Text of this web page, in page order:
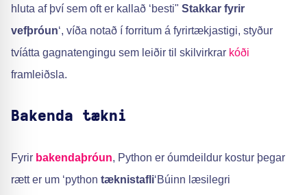
hluta af því sem oft er kallað ‘besti" Stakkar fyrir
vefþróun‘, víða notað í forritum á fyrirtækjastigi, styður
tvíátta gagnatengingu sem leiðir til skilvirkrar kóði
framleiðsla.
Bakenda tækni
Fyrir bakendaþróun, Python er óumdeildur kostur þegar
rætt er um ‘python tæknistafli‘Búinn læsilegri